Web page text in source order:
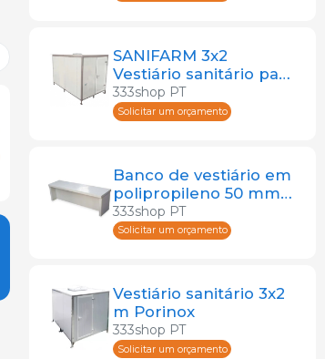
SANIFARM 3x2
Vestiário sanitário para
granja graja
333shop PT
Solicitar um orçamento
Banco de vestiário em
polipropileno 50 mm -
150x40x46 cm
333shop PT
Solicitar um orçamento
Vestiário sanitário 3x2
m Porinox
333shop PT
Solicitar um orçamento